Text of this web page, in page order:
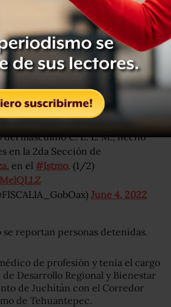
hecho, la FGEO desplegó a su
en el lugar, a fin de realizar las
y presentar ante la justicia
responsables”, escribió en
inició carpeta de investigación
por el delito de homicidio
masculino C. E. L. M., hecho
en la 2da Sección de
, en el #Istmo. (1/2)
June 4, 2022
se reportan personas detenidas.
de profesión y tenía el cargo
Desarrollo Regional y Bienestar
de Juchitán con el Corredor
de Tehuantepec.